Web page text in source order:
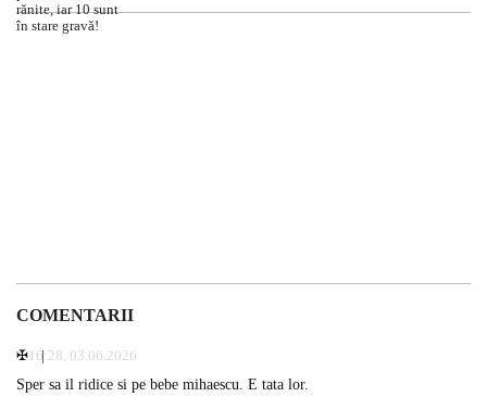
COMENTARII
✠16:28, 03.06.2026
Sper sa il ridice si pe bebe mihaescu. E tata lor.